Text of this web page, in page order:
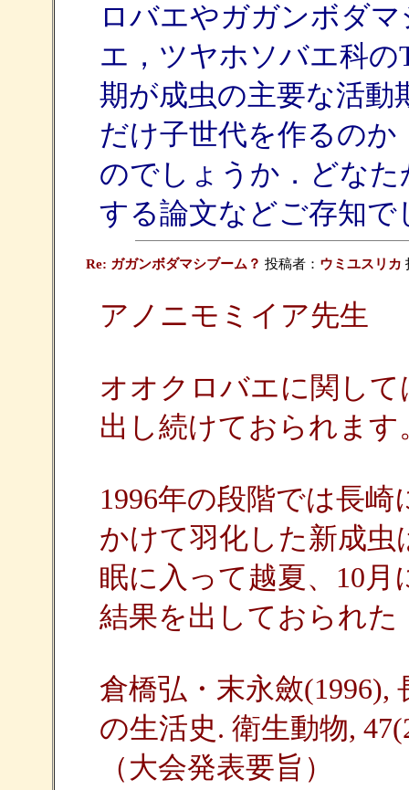
ロバエやガガンボダ
エ，ツヤホソバエ科の
期が成虫の主要な活動
だけ子世代を作るの
のでしょうか．どな
する論文などご存知
Re: ガガンボダマシブーム？ 投稿者： ウミユスリカ
アノニモミイア先生
オオクロバエに関し
出し続けておられます
1996年の段階では長
かけて羽化した新成虫
眠に入って越夏、10
結果を出しておられた
倉橋弘・末永斂
の生活史. 衛生動物,
（大会発表要旨）